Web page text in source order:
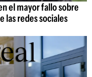
el mayor fallo sobre
las redes sociales